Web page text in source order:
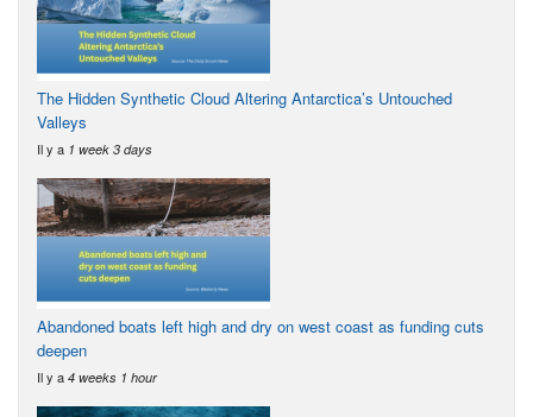
The Hidden Synthetic Cloud Altering Antarctica’s Untouched
Valleys
Il y a 1 week 3 days
Abandoned boats left high and dry on west coast as funding cuts
deepen
Il y a 4 weeks 1 hour